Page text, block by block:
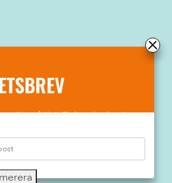
gärna på Aktiv Skolas nyhetsbrev!